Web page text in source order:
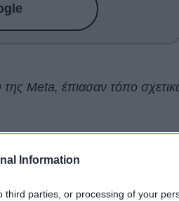
Information
parties, or processing of your
Meta, έπιασαν τόπο
οποία καλείται επιτέλους
(μια ομάδα